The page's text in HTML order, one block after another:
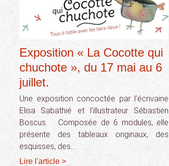
Exposition « La Cocotte qui
chuchote », du 17 mai au 6
juillet.
Une exposition concoctée par l’écrivaine
Elisa Sabathié et l’illustrateur Sébastien
Boscus. Composée de 6 modules, elle
présente des tableaux originaux, des
esquisses, des…
Lire l'article >